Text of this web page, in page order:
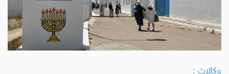
وكالات :